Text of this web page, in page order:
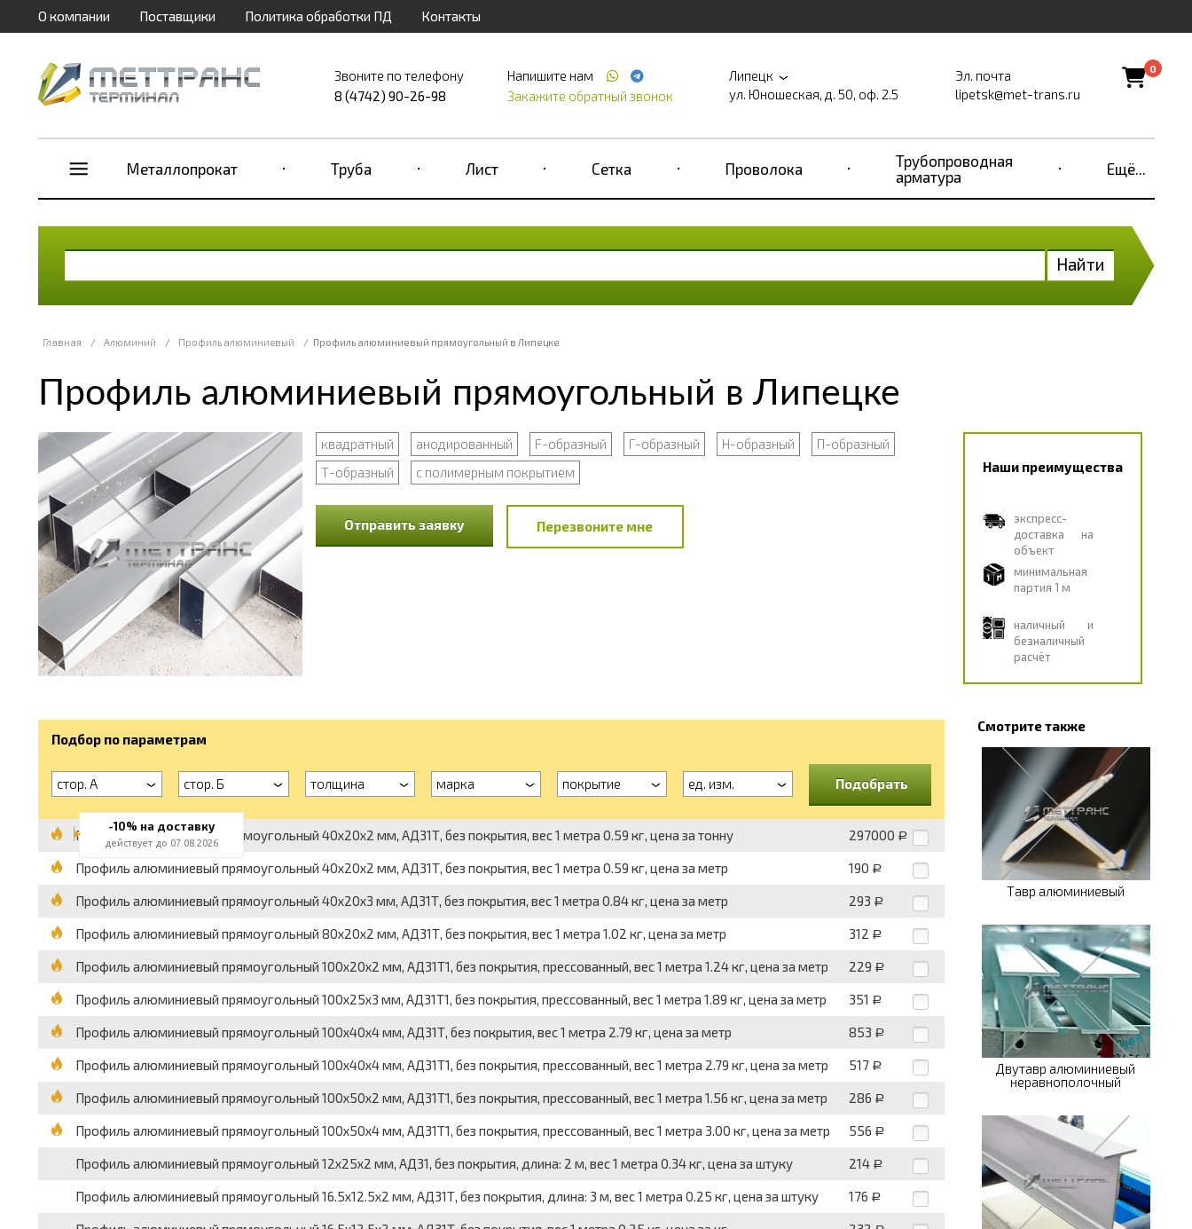
О компании Поставщики Политика обработки ПД Контакты
Звоните по телефону
8 (4742) 90-26-98
Напишите нам
Закажите обратный звонок
Липецк
ул. Юношеская, д. 50, оф. 2.5
Эл. почта
lipetsk@met-trans.ru
0
Металлопрокат Труба Лист Сетка Проволока
Трубопроводная
арматура
Ещё...
Найти
Главная / Алюминий / Профиль алюминиевый / Профиль алюминиевый прямоугольный в Липецке
Профиль алюминиевый прямоугольный в Липецке
квадратный анодированный F-образный Г-образный Н-образный
П-образный
Т-образный
с полимерным покрытием
Отправить заявку Перезвоните мне
Наши преимущества
экспресс-
доставка на
объект
минимальная
партия 1 м
наличный и
безналичный
расчёт
Подбор по параметрам
стор. А стор. Б толщина марка покрытие ед. изм. Подобрать
Профиль алюминиевый прямоугольный 40x20x2 мм, АД31Т, без покрытия, вес 1 метра 0.59 кг, цена за тонну 297000 Р
Профиль алюминиевый прямоугольный 40x20x2 мм, АД31Т, без покрытия, вес 1 метра 0.59 кг, цена за метр 190 Р
Профиль алюминиевый прямоугольный 40x20x3 мм, АД31Т, без покрытия, вес 1 метра 0.84 кг, цена за метр 293 Р
Профиль алюминиевый прямоугольный 80x20x2 мм, АД31Т, без покрытия, вес 1 метра 1.02 кг, цена за метр 312 Р
Профиль алюминиевый прямоугольный 100x20x2 мм, АД31Т1, без покрытия, прессованный, вес 1 метра 1.24 кг, цена за метр 229 Р
Профиль алюминиевый прямоугольный 100x25x3 мм, АД31Т1, без покрытия, прессованный, вес 1 метра 1.89 кг, цена за метр 351 Р
Профиль алюминиевый прямоугольный 100x40x4 мм, АД31Т, без покрытия, вес 1 метра 2.79 кг, цена за метр 853 Р
Профиль алюминиевый прямоугольный 100x40x4 мм, АД31Т1, без покрытия, прессованный, вес 1 метра 2.79 кг, цена за метр 517 Р
Профиль алюминиевый прямоугольный 100x50x2 мм, АД31Т1, без покрытия, прессованный, вес 1 метра 1.56 кг, цена за метр 286 Р
Профиль алюминиевый прямоугольный 100x50x4 мм, АД31Т1, без покрытия, прессованный, вес 1 метра 3.00 кг, цена за метр 556 Р
Профиль алюминиевый прямоугольный 12x25x2 мм, АД31, без покрытия, длина: 2 м, вес 1 метра 0.34 кг, цена за штуку 214 Р
Профиль алюминиевый прямоугольный 16.5x12.5x2 мм, АД31Т, без покрытия, длина: 3 м, вес 1 метра 0.25 кг, цена за штуку 176 Р
Смотрите также
Тавр алюминиевый
Двутавр алюминиевый
неравнополочный
-10% на доставку
действует до 07.08.2026